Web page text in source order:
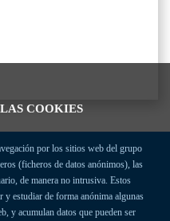
COOKIES
por los sitios web del grupo
(ficheros de datos anónimos), las
de manera no intrusiva. Estos
y estudiar de forma anónima algunas
y acumulan datos que pueden ser